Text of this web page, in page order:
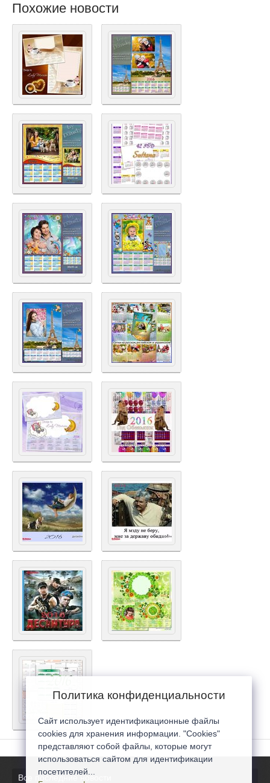
Похожие новости
Все последние новости
Политика конфиденциальности
Сайт использует идентификационные файлы
cookies для хранения информации. "Cookies"
представляют собой файлы, которые могут
использоваться сайтом для идентификации
посетителей...